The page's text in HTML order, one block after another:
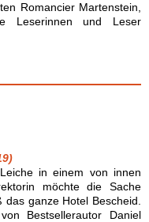
Romancier Martenstein,
Leserinnen und Leser
in einem von innen
möchte die Sache
ganze Hotel Bescheid.
Bestsellerautor Daniel